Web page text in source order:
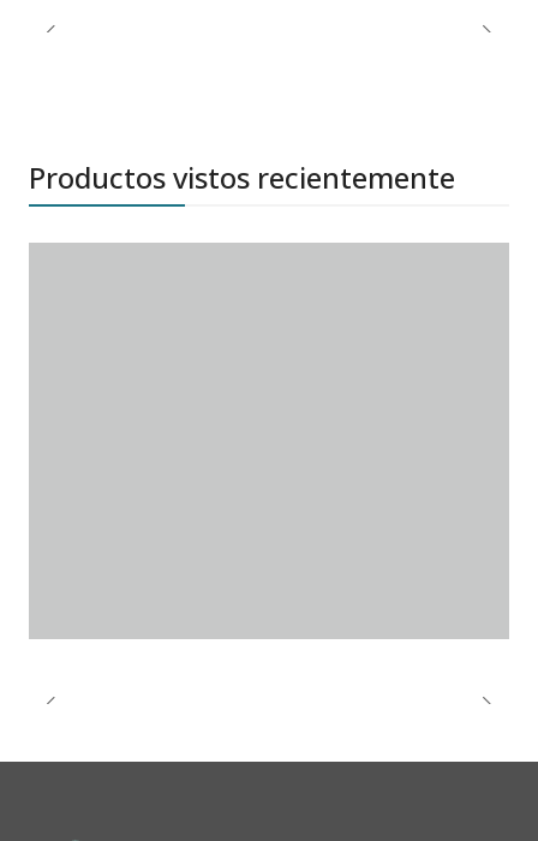
Productos vistos recientemente